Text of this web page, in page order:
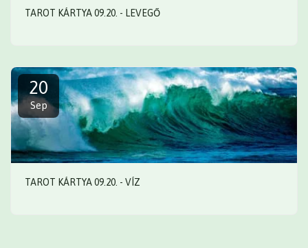
TAROT KÁRTYA 09.20. - LEVEGŐ
20
Sep
TAROT KÁRTYA 09.20. - VÍZ